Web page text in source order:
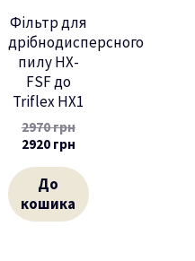
Фільтр для
дрібнодисперсного
пилу HX-
FSF до
Triflex HX1
2970грн
2920 грн
До
кошика